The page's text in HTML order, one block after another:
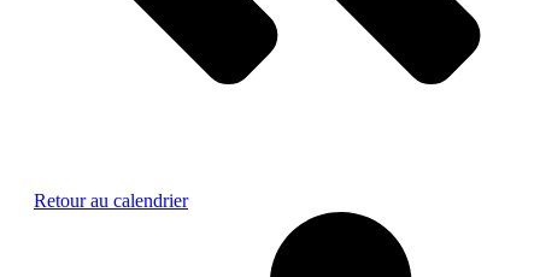
Retour au calendrier